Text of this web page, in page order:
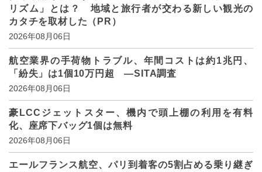
リズム」とは？ 地域と旅行者が交わる新しい観光の
カタチを取材した（PR）
2026年08月06日
航空業界の手荷物トラブル、年間コストは約1兆円、
「紛失」は1個10万円超 ―SITA調査
2026年08月06日
豪LCCジェットスター、機内で頭上棚の利用を有料
化、座席下バッグ1個は無料
2026年08月06日
エールフランス航空、パリ到着客の5割占める乗り継ぎ